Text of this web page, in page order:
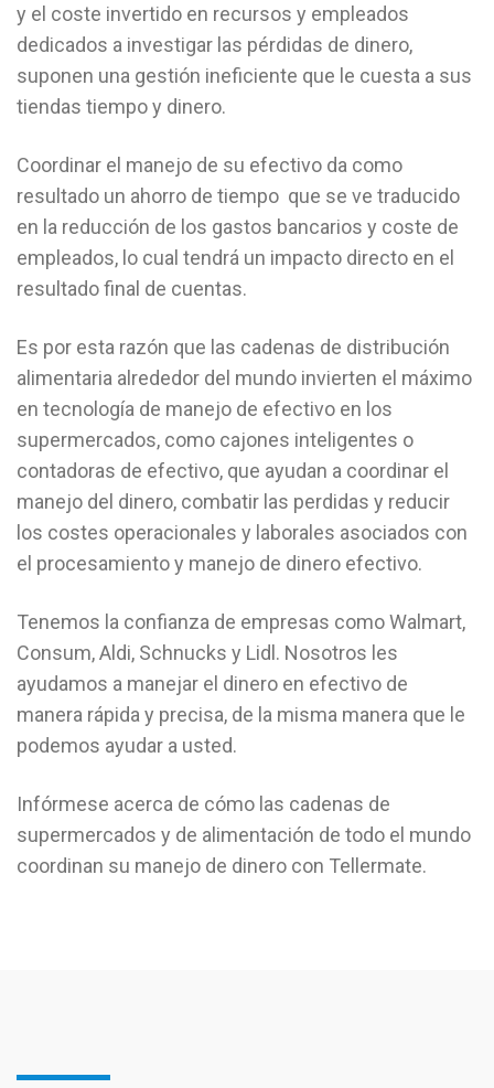
y el coste invertido en recursos y empleados
dedicados a investigar las pérdidas de dinero,
suponen una gestión ineficiente que le cuesta a sus
tiendas tiempo y dinero.
Coordinar el manejo de su efectivo da como
resultado un ahorro de tiempo que se ve traducido
en la reducción de los gastos bancarios y coste de
empleados, lo cual tendrá un impacto directo en el
resultado final de cuentas.
Es por esta razón que las cadenas de distribución
alimentaria alrededor del mundo invierten el máximo
en tecnología de manejo de efectivo en los
supermercados, como cajones inteligentes o
contadoras de efectivo, que ayudan a coordinar el
manejo del dinero, combatir las perdidas y reducir
los costes operacionales y laborales asociados con
el procesamiento y manejo de dinero efectivo.
Tenemos la confianza de empresas como Walmart,
Consum, Aldi, Schnucks y Lidl. Nosotros les
ayudamos a manejar el dinero en efectivo de
manera rápida y precisa, de la misma manera que le
podemos ayudar a usted.
Infórmese acerca de cómo las cadenas de
supermercados y de alimentación de todo el mundo
coordinan su manejo de dinero con Tellermate.